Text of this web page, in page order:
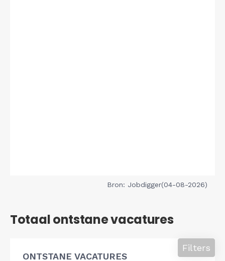
Bron: Jobdigger(04-08-2026)
Totaal ontstane vacatures
ONTSTANE VACATURES
Filters